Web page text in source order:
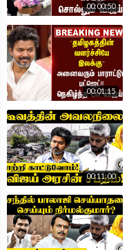
00:00:50
00:01:15
00:11:00